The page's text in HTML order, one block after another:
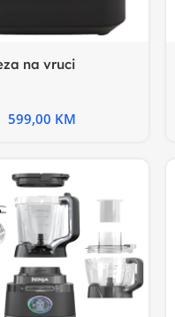
na vruci
599,00 KM